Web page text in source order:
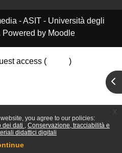
you agree to our policies:
dei dati
Conservazione, tracciabilità e
didattici digitali
- ASIT - Università degli
Powered by Moodle
access (
)